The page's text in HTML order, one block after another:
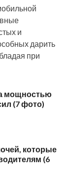
и
дарить
при
мощностью
(7 фото)
которые
(6